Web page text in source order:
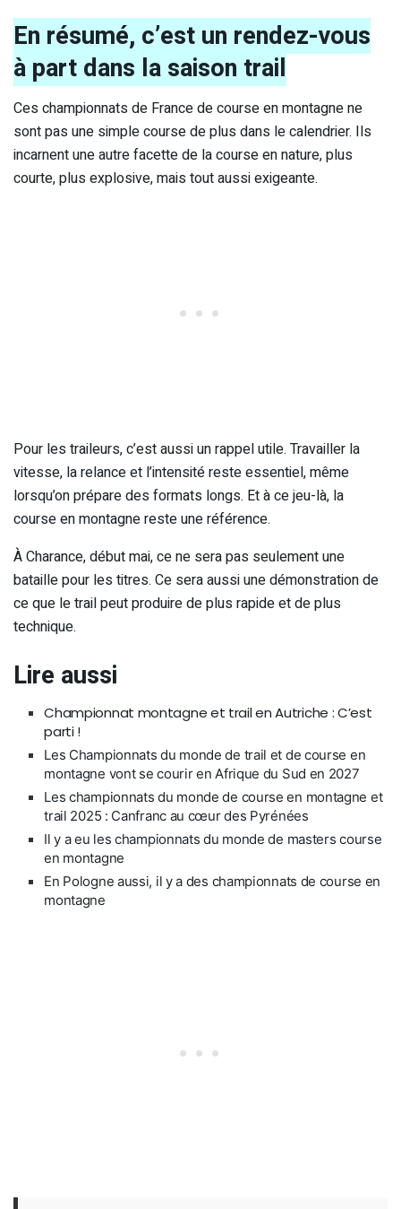
En résumé, c’est un rendez-vous
à part dans la saison trail
Ces championnats de France de course en montagne ne
sont pas une simple course de plus dans le calendrier. Ils
incarnent une autre facette de la course en nature, plus
courte, plus explosive, mais tout aussi exigeante.
Pour les traileurs, c’est aussi un rappel utile. Travailler la
vitesse, la relance et l’intensité reste essentiel, même
lorsqu’on prépare des formats longs. Et à ce jeu-là, la
course en montagne reste une référence.
À Charance, début mai, ce ne sera pas seulement une
bataille pour les titres. Ce sera aussi une démonstration de
ce que le trail peut produire de plus rapide et de plus
technique.
Lire aussi
Championnat montagne et trail en Autriche : C’est
parti !
Les Championnats du monde de trail et de course en
montagne vont se courir en Afrique du Sud en 2027
Les championnats du monde de course en montagne et
trail 2025 : Canfranc au cœur des Pyrénées
Il y a eu les championnats du monde de masters course
en montagne
En Pologne aussi, il y a des championnats de course en
montagne